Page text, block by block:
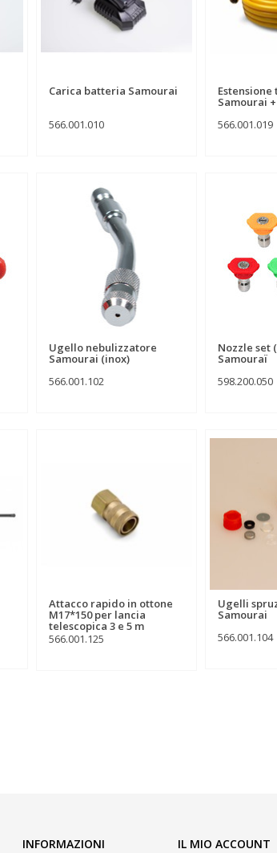
Carica batteria Samourai
566.001.010
Estensione
Samourai
566.001.019
Ugello nebulizzatore
Samourai (inox)
566.001.102
Nozzle set
Samouraï
598.200.050
Attacco rapido in ottone
M17*150 per lancia
telescopica 3 e 5 m
566.001.125
Ugelli
Samourai
566.001.104
INFORMAZIONI IL MIO ACCOUNT